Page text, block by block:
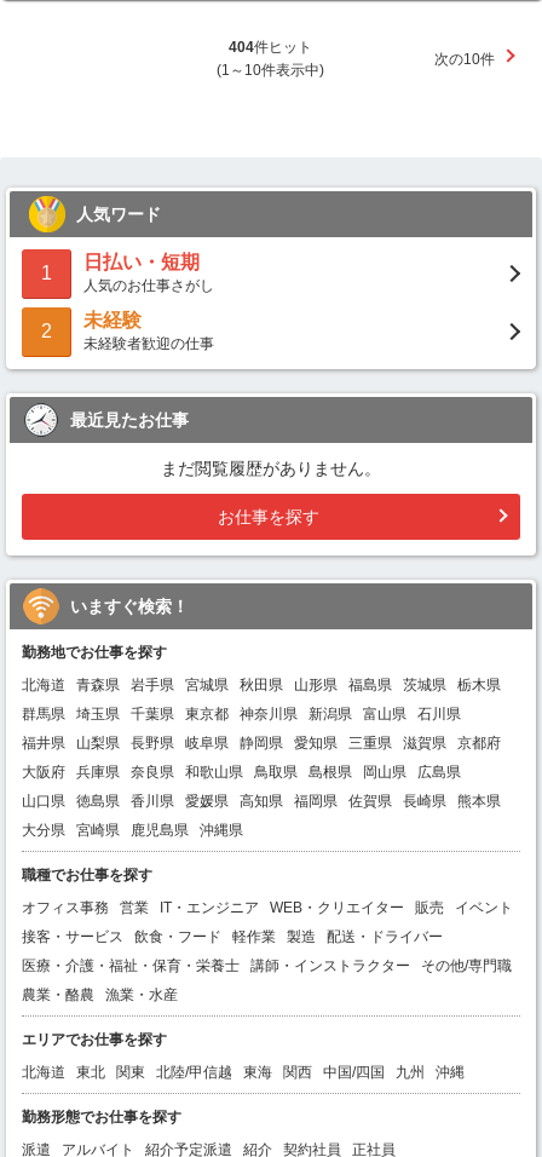
404件ヒット
(1～10件表示中)
次の10件
人気ワード
1
日払い・短期
人気のお仕事さがし
2
未経験
未経験者歓迎の仕事
最近見たお仕事
まだ閲覧履歴がありません。
お仕事を探す
いますぐ検索！
勤務地でお仕事を探す
北海道
青森県 岩手県 宮城県 秋田県 山形県 福島県 茨城県
栃木県
群馬県
埼玉県 千葉県 東京都 神奈川県 新潟県 富山県
石川県
福井県
山梨県 長野県 岐阜県 静岡県 愛知県 三重県 滋賀県
京都府
大阪府
兵庫県 奈良県 和歌山県 鳥取県 島根県 岡山県
広島県
山口県
徳島県 香川県 愛媛県 高知県 福岡県 佐賀県 長崎県
熊本県
大分県
宮崎県 鹿児島県 沖縄県
職種でお仕事を探す
オフィス事務
営業 IT・エンジニア WEB・クリエイター 販売
イベント
接客・サービス
飲食・フード 軽作業 製造
配送・ドライバー
医療・介護・福祉・保育・栄養士
講師・インストラクター
その他/専門職
農業・酪農
漁業・水産
エリアでお仕事を探す
北海道
東北 関東 北陸/甲信越 東海 関西 中国/四国 九州 沖縄
勤務形態でお仕事を探す
派遣
アルバイト 紹介予定派遣 紹介 契約社員 正社員